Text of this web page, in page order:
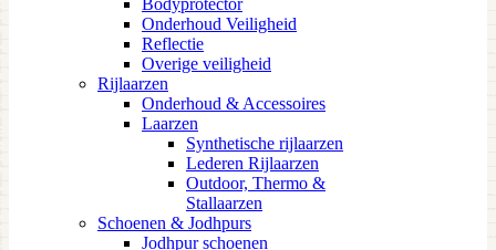
Bodyprotector
Onderhoud Veiligheid
Reflectie
Overige veiligheid
Rijlaarzen
Onderhoud & Accessoires
Laarzen
Synthetische rijlaarzen
Lederen Rijlaarzen
Outdoor, Thermo &
Stallaarzen
Schoenen & Jodhpurs
Jodhpur schoenen